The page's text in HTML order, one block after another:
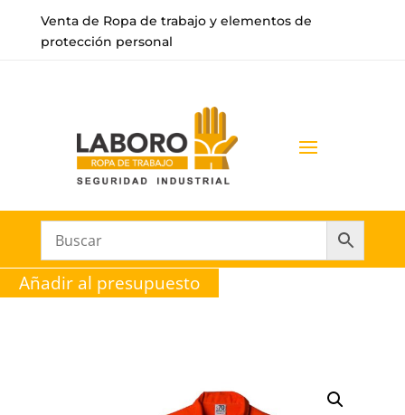
Venta de Ropa de trabajo y elementos de
protección personal
Añadir al presupuesto